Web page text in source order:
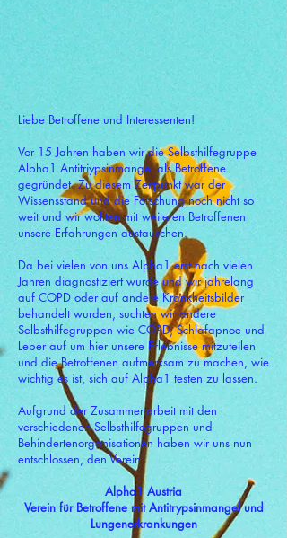
Liebe Betroffene und Interessenten!
Vor 15 Jahren haben wir die Selbsthilfegruppe
Alpha1 Antitriypsinmangel als Betroffene
gegründet. Zu diesem Zeitpunkt war der
Wissensstand und die Forschung noch nicht so
weit und wir wollten mit weiteren Betroffenen
unsere Erfahrungen austauschen.
Da bei vielen von uns Alpha1 erst nach vielen
Jahren diagnostiziert wurde und wir jahrelang
auf COPD oder auf andere Krankheitsbilder
behandelt wurden, suchten wir andere
Selbsthilfegruppen wie COPD, Schlafapnoe und
Leber auf um hier unsere Erlebnisse mitzuteilen
und die Betroffenen aufmerksam zu machen, wie
wichtig es ist, sich auf Alpha1 testen zu lassen.
Aufgrund der Zusammenarbeit mit den
verschiedenen Selbsthilfegruppen und
Behindertenorganisationen haben wir uns nun
entschlossen, den Verein
Alpha1 Austria
Verein für Betroffene mit Antitrypsinmangel und
Lungenerkrankungen